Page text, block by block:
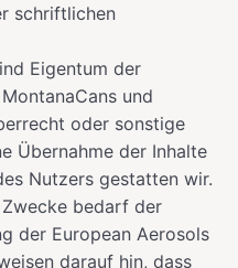
schriftlichen
Eigentum der
und
oder sonstige
Übernahme der Inhalte
Nutzers gestatten wir.
bedarf der
der European Aerosols
darauf hin, dass